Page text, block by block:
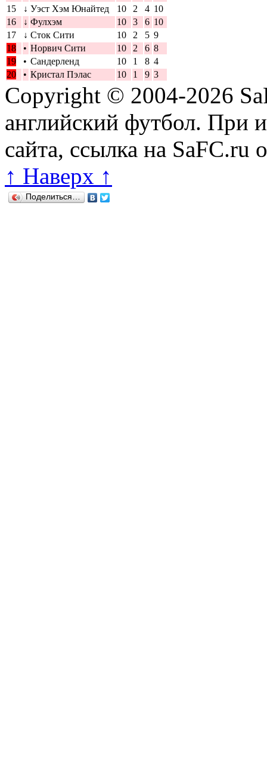
15
↓ Уэст Хэм Юнайтед 10 2 4 10
16
↓ Фулхэм 10 3 6 10
17
↓ Сток Сити 10 2 5 9
18
• Норвич Сити 10 2 6 8
19
• Сандерленд 10 1 8 4
20
• Кристал Пэлас 10 1 9 3
Copyright © 2004-2026
английский футбол. При
сайта, ссылка на SaFC.ru
↑ Наверх ↑
Поделиться…